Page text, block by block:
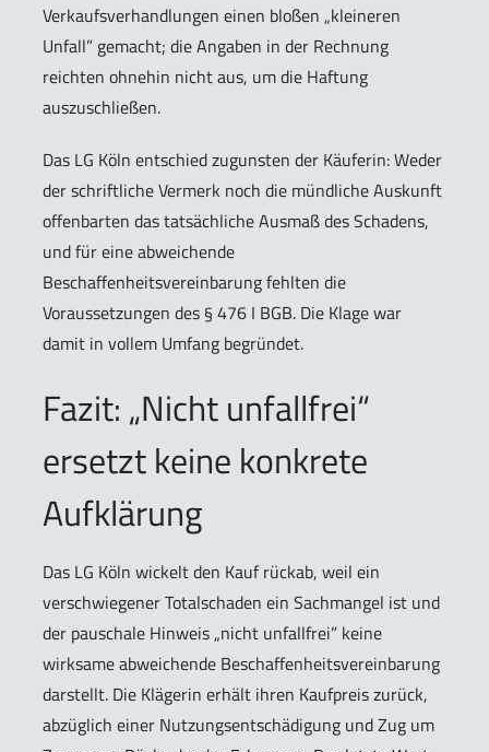
Verkaufsverhandlungen einen bloßen „kleineren
Unfall” gemacht; die Angaben in der Rechnung
reichten ohnehin nicht aus, um die Haftung
auszuschließen.
Das LG Köln entschied zugunsten der Käuferin: Weder
der schriftliche Vermerk noch die mündliche Auskunft
offenbarten das tatsächliche Ausmaß des Schadens,
und für eine abweichende
Beschaffenheitsvereinbarung fehlten die
Voraussetzungen des § 476 I BGB. Die Klage war
damit in vollem Umfang begründet.
Fazit: „Nicht unfallfrei“
ersetzt keine konkrete
Aufklärung
Das LG Köln wickelt den Kauf rückab, weil ein
verschwiegener Totalschaden ein Sachmangel ist und
der pauschale Hinweis „nicht unfallfrei” keine
wirksame abweichende Beschaffenheitsvereinbarung
darstellt. Die Klägerin erhält ihren Kaufpreis zurück,
abzüglich einer Nutzungsentschädigung und Zug um